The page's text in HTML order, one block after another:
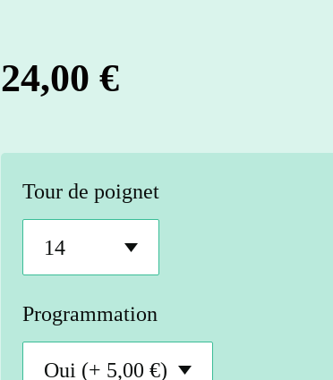
24,00 €
Tour de poignet
Programmation